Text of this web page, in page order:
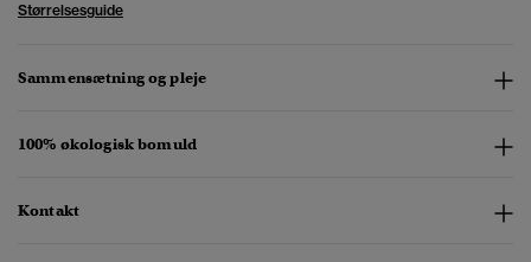
Størrelsesguide
Sammensætning og pleje
100% økologisk bomuld
Kontakt